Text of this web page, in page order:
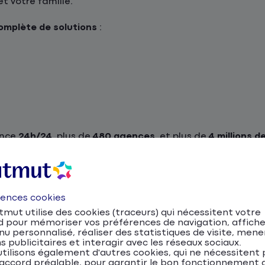
de solutions :
24h/24, plus de480 agences, et plus de4 millions
personnalisé !
moto, scooter et NVEI
les trajets locaux et les déplacements vers Nantes
se développent (pistes cyclables,
quotidien, notamment pour accéder aux zones
assurance auto en ligne.
cookies
utilise des cookies (traceurs) qui nécessitent votre
pour mémoriser vos préférences de navigation,
personnalisé, réaliser des statistiques de visite,
publicitaires et interagir avec les réseaux sociaux.
également d'autres cookies, qui ne nécessitent
préalable, pour garantir le bon fonctionnement